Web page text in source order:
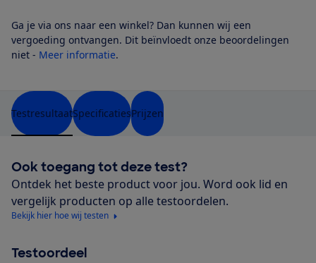
Ga je via ons naar een winkel? Dan kunnen wij een
vergoeding ontvangen. Dit beïnvloedt onze beoordelingen
niet - Meer informatie.
TestresultaatSpecificatiesPrijzen
Ook toegang tot deze test?
Ontdek het beste product voor jou. Word ook lid en
vergelijk producten op alle testoordelen.
Bekijk hier hoe wij testen
Testoordeel